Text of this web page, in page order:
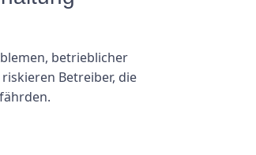
betrieblicher
Betreiber, die